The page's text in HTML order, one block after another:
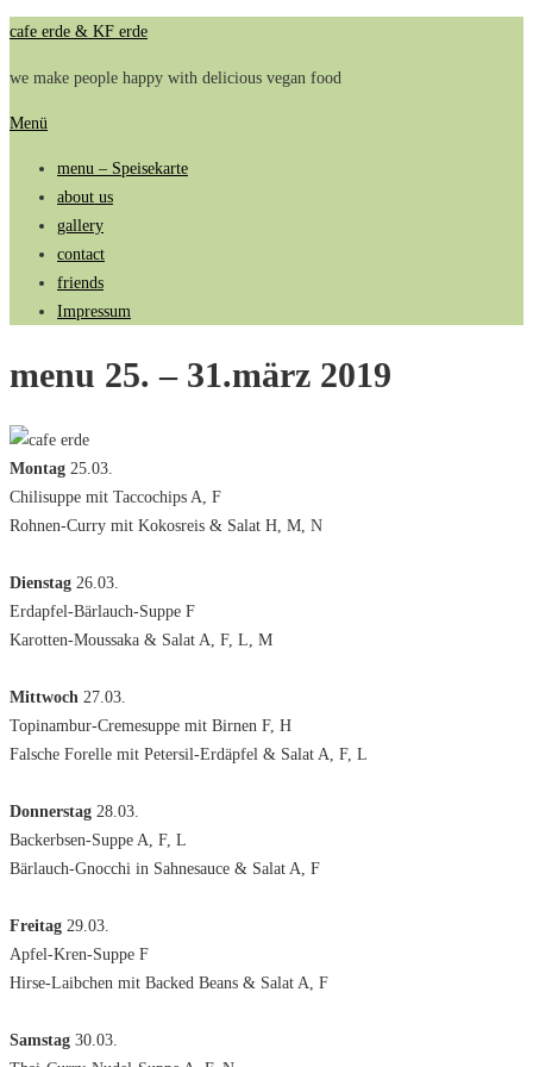
Zum
springen
cafe erde & KF erde
we make people happy with delicious vegan food
Menü
menu – Speisekarte
about us
gallery
contact
friends
Impressum
menu 25. – 31.märz 2019
Montag 25.03.
Chilisuppe mit Taccochips A, F
Rohnen-Curry mit Kokosreis & Salat H, M, N
Dienstag 26.03.
Erdapfel-Bärlauch-Suppe F
Karotten-Moussaka & Salat A, F, L, M
Mittwoch 27.03.
Topinambur-Cremesuppe mit Birnen F, H
Falsche Forelle mit Petersil-Erdäpfel & Salat A, F, L
Donnerstag 28.03.
Backerbsen-Suppe A, F, L
Bärlauch-Gnocchi in Sahnesauce & Salat A, F
Freitag 29.03.
Apfel-Kren-Suppe F
Hirse-Laibchen mit Backed Beans & Salat A, F
Samstag 30.03.